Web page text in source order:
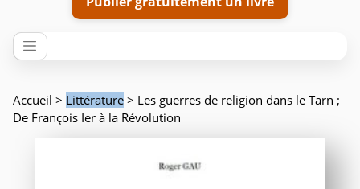
Accueil > Littérature > Les guerres de religion dans le Tarn ;
De François Ier à la Révolution